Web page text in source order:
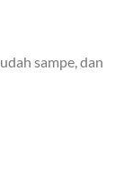
sampe, dan